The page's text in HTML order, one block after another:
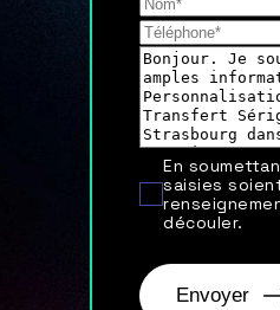
En
saisies
découler.